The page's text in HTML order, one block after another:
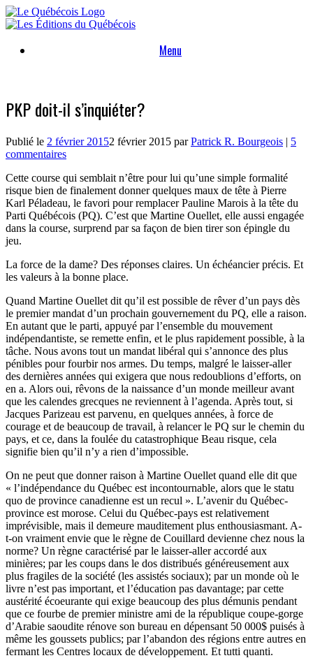
Skip
to
Menu
PKP doit-il s’inquiéter?
Publié le 2 février 20152 février 2015 parPatrick R. Bourgeois | 5
commentaires
Cette course qui semblait n’être pour lui qu’une simple formalité
risque bien de finalement donner quelques maux de tête à Pierre
Karl Péladeau, le favori pour remplacer Pauline Marois à la tête du
Parti Québécois (PQ). C’est que Martine Ouellet, elle aussi engagée
dans la course, surprend par sa façon de bien tirer son épingle du
jeu.
La force de la dame? Des réponses claires. Un échéancier précis. Et
les valeurs à la bonne place.
Quand Martine Ouellet dit qu’il est possible de rêver d’un pays dès
le premier mandat d’un prochain gouvernement du PQ, elle a raison.
En autant que le parti, appuyé par l’ensemble du mouvement
indépendantiste, se remette enfin, et le plus rapidement possible, à la
tâche. Nous avons tout un mandat libéral qui s’annonce des plus
pénibles pour fourbir nos armes. Du temps, malgré le laisser-aller
des dernières années qui exigera que nous redoublions d’efforts, on
en a. Alors oui, rêvons de la naissance d’un monde meilleur avant
que les calendes grecques ne reviennent à l’agenda. Après tout, si
Jacques Parizeau est parvenu, en quelques années, à force de
courage et de beaucoup de travail, à relancer le PQ sur le chemin du
pays, et ce, dans la foulée du catastrophique Beau risque, cela
signifie bien qu’il n’y a rien d’impossible.
On ne peut que donner raison à Martine Ouellet quand elle dit que
« l’indépendance du Québec est incontournable, alors que le statu
quo de province canadienne est un recul ». L’avenir du Québec-
province est morose. Celui du Québec-pays est relativement
imprévisible, mais il demeure mauditement plus enthousiasmant. A-
t-on vraiment envie que le règne de Couillard devienne chez nous la
norme? Un règne caractérisé par le laisser-aller accordé aux
minières; par les coups dans le dos distribués généreusement aux
plus fragiles de la société (les assistés sociaux); par un monde où le
livre n’est pas important, et l’éducation pas davantage; par cette
austérité écoeurante qui exige beaucoup des plus démunis pendant
que ce fourbe de premier ministre ami de la république coupe-gorge
d’Arabie saoudite rénove son bureau en dépensant 50 000$ puisés à
même les goussets publics; par l’abandon des régions entre autres en
fermant les Centres locaux de développement. Et tutti quanti.